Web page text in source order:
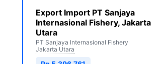
Export Import PT Sanjaya
Internasional Fishery, Jakarta
Utara
PT Sanjaya Internasional Fishery
Jakarta Utara